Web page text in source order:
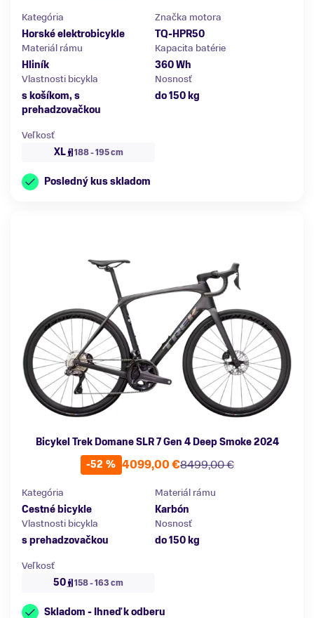
Kategória
Horské elektrobicykle
Značka motora
TQ-HPR50
Materiál rámu
Hliník
Kapacita batérie
360 Wh
Vlastnosti bicykla
s košíkom, s
prehadzovačkou
Nosnosť
do 150 kg
Veľkosť
XL
188 - 195 cm
Posledný kus skladom
Bicykel Trek Domane SLR 7 Gen 4 Deep Smoke 2024
-52 %
8499,00 €
4099,00 €
Kategória
Cestné bicykle
Materiál rámu
Karbón
Vlastnosti bicykla
s prehadzovačkou
Nosnosť
do 150 kg
Veľkosť
50
158 - 163 cm
Skladom - Ihneď k odberu